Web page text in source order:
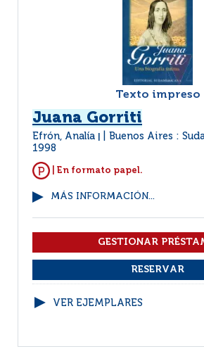
Texto impreso
Juana Gorriti
Efrón, Analía Buenos Aires :
1998
| En formato papel.
MÁS INFORMACIÓN...
VER EJEMPLARES